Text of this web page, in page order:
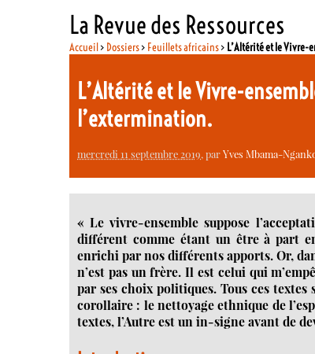
La Revue des Ressources
Accueil> Dossiers> Feuillets africains> L’Altérité et le Vivre-
L’Altérité et le Vivre-
l’extermination.
mercredi 11 septembre 2019, parYves Mbama-
« Le vivre-ensemble suppose
différent comme étant un être à part
enrichi par nos différents apports. Or,
n’est pas un frère. Il est celui qui
par ses choix politiques. Tous ces
corollaire : le nettoyage ethnique de
textes, l’Autre est un in-signe avant de